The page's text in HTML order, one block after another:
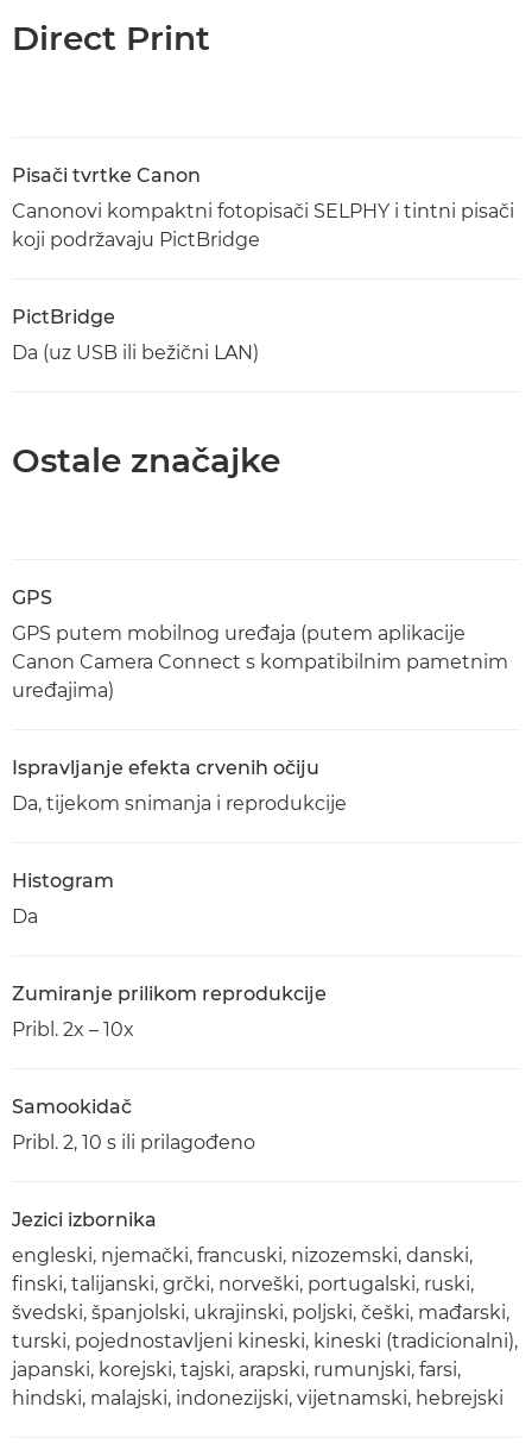
Direct Print
Pisači tvrtke Canon
Canonovi kompaktni fotopisači SELPHY i tintni pisači
koji podržavaju PictBridge
PictBridge
Da (uz USB ili bežični LAN)
Ostale značajke
GPS
GPS putem mobilnog uređaja (putem aplikacije
Canon Camera Connect s kompatibilnim pametnim
uređajima)
Ispravljanje efekta crvenih očiju
Da, tijekom snimanja i reprodukcije
Histogram
Da
Zumiranje prilikom reprodukcije
Pribl. 2x – 10x
Samookidač
Pribl. 2, 10 s ili prilagođeno
Jezici izbornika
engleski, njemački, francuski, nizozemski, danski,
finski, talijanski, grčki, norveški, portugalski, ruski,
švedski, španjolski, ukrajinski, poljski, češki, mađarski,
turski, pojednostavljeni kineski, kineski (tradicionalni),
japanski, korejski, tajski, arapski, rumunjski, farsi,
hindski, malajski, indonezijski, vijetnamski, hebrejski